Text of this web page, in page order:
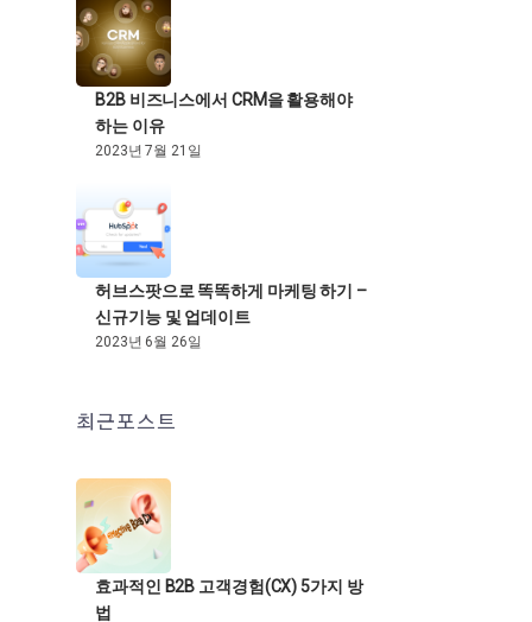
B2B 비즈니스에서 CRM을 활용해야
하는 이유
2023년 7월 21일
허브스팟으로 똑똑하게 마케팅 하기 –
신규기능 및 업데이트
2023년 6월 26일
최근포스트
효과적인 B2B 고객경험(CX) 5가지 방
법